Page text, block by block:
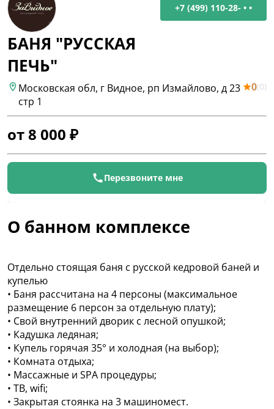
+7 (499) 110-28- • •
БАНЯ "РУССКАЯ
ПЕЧЬ"
Московская обл, г Видное, рп Измайлово, д 23
стр 1
0(0)
от8 000 ₽
Перезвоните мне
О банном комплексе
Отдельно стоящая баня с русской кедровой баней и
купелью
• Баня рассчитана на 4 персоны (максимальное
размещение 6 персон за отдельную плату);
• Свой внутренний дворик с лесной опушкой;
• Кадушка ледяная;
• Купель горячая 35° и холодная (на выбор);
• Комната отдыха;
• Массажные и SPA процедуры;
• ТВ, wifi;
• Закрытая стоянка на 3 машиномест.